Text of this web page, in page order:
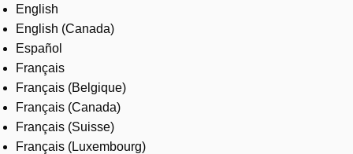
Careers
English
English (Canada)
Español
Français
Français (Belgique)
Français (Canada)
Français (Suisse)
Français (Luxembourg)